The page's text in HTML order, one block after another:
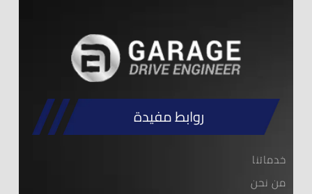
روابط مفيدة
خدماتنا
من نحن